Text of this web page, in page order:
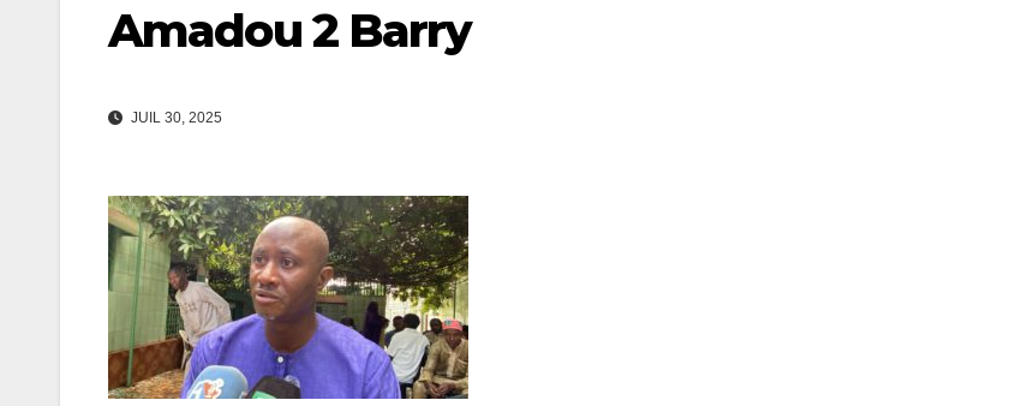
Amadou 2 Barry
JUIL 30, 2025